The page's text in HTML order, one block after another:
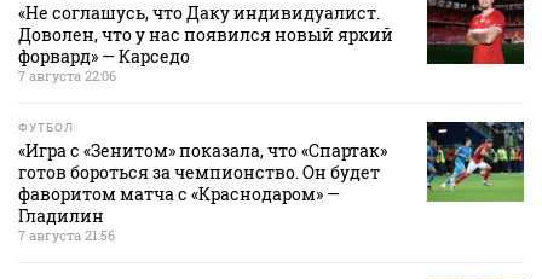
«Не соглашусь, что Даку индивидуалист.
Доволен, что у нас появился новый яркий
форвард» — Карседо
7 августа 22:06
ФУТБОЛ
«Игра с «Зенитом» показала, что «Спартак»
готов бороться за чемпионство. Он будет
фаворитом матча с «Краснодаром» —
Гладилин
7 августа 21:56